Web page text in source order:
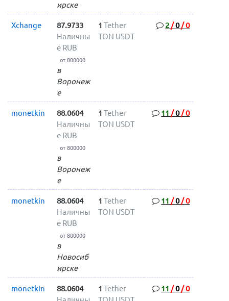
ирске
Xchange
87.9733
Наличны
е RUB
от 800000
в
Воронеж
е
1 Tether
TON USDT
2 /0/0
monetkin
88.0604
Наличны
е RUB
от 800000
в
Воронеж
е
1 Tether
TON USDT
11 /0/0
monetkin
88.0604
Наличны
е RUB
от 800000
в
Новосиб
ирске
1 Tether
TON USDT
11 /0/0
monetkin
88.0604
1 Tether
11 /0/0